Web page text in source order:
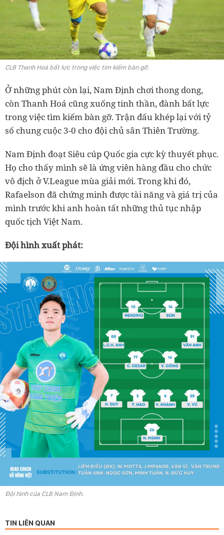
CLB Thanh Hoá bất lực trong việc tìm kiếm bàn gỡ.
Ở những phút còn lại, Nam Định chơi thong dong,
còn Thanh Hoá cũng xuống tinh thần, đành bất lực
trong việc tìm kiếm bàn gỡ. Trận đấu khép lại với tỷ
số chung cuộc 3-0 cho đội chủ sân Thiên Trường.
Nam Định đoạt Siêu cúp Quốc gia cực kỳ thuyết phục.
Họ cho thấy mình sẽ là ứng viên hàng đầu cho chức
vô địch ở V.League mùa giải mới. Trong khi đó,
Rafaelson đã chứng minh được tài năng và giá trị của
mình trước khi anh hoàn tất những thủ tục nhập
quốc tịch Việt Nam.
Đội hình xuất phát:
Đội hình của CLB Nam Định.
TIN LIÊN QUAN